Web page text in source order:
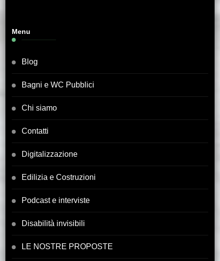
Menu
Blog
Bagni e WC Pubblici
Chi siamo
Contatti
Digitalizzazione
Edilizia e Costruzioni
Podcast e interviste
Disabilità invisibili
LE NOSTRE PROPOSTE